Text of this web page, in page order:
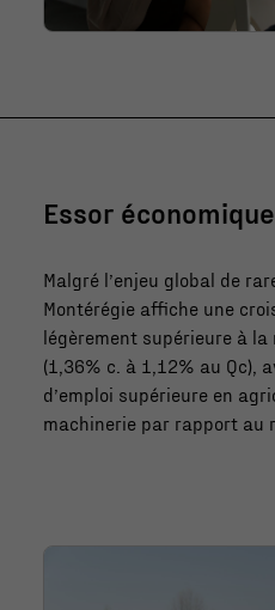
Essor
Malgré l’enjeu global de
Montérégie affiche une
légèrement supérieure à
(1,36% c. à 1,12% au Qc),
d’emploi supérieure en
machinerie par rapport au